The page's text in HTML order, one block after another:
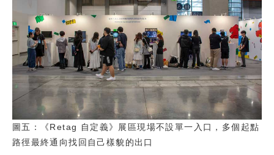
圖五：《Retag 自定義》展區現場不設單一入口，多個起點
路徑最終通向找回自己樣貌的出口